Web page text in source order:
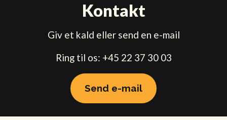
Kontakt
Giv et kald eller send en e-mail
Ring til os: +45 22 37 30 03
Send e-mail